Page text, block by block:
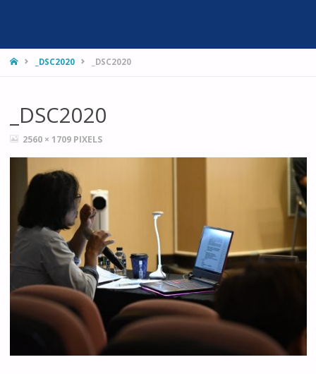
HOME_DSC2020 _DSC2020
_DSC2020
FULL2560 × 1709 PIXELS